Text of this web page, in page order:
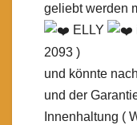
geliebt werden
ELLY
2093 )
und könnte
und der
Innenhaltung (